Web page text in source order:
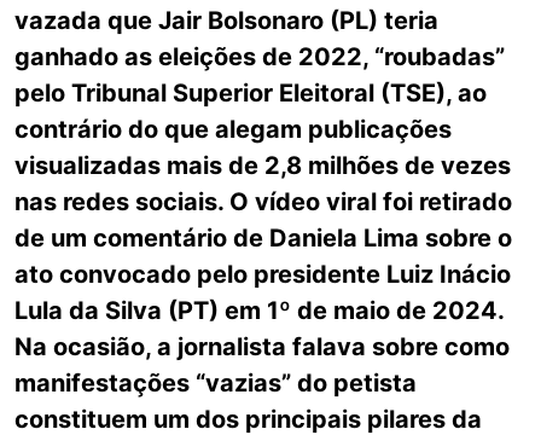
vazada que Jair Bolsonaro (PL) teria
ganhado as eleições de 2022, “roubadas”
pelo Tribunal Superior Eleitoral (TSE), ao
contrário do que alegam publicações
visualizadas mais de 2,8 milhões de vezes
nas redes sociais. O vídeo viral foi retirado
de um comentário de Daniela Lima sobre o
ato convocado pelo presidente Luiz Inácio
Lula da Silva (PT) em 1º de maio de 2024.
Na ocasião, a jornalista falava sobre como
manifestações “vazias” do petista
constituem um dos principais pilares da